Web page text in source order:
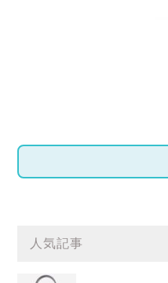
検
索
人気記事